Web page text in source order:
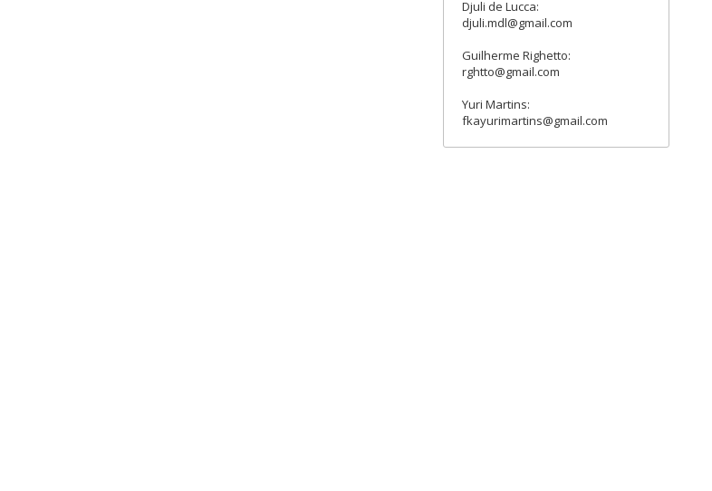
Djuli de Lucca:
djuli.mdl@gmail.com
Guilherme Righetto:
rghtto@gmail.com
Yuri Martins:
fkayurimartins@gmail.com